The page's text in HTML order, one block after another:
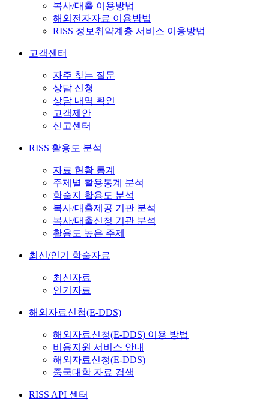
복사/대출 이용방법
해외전자자료 이용방법
RISS 정보취약계층 서비스 이용방법
고객센터
자주 찾는 질문
상담 신청
상담 내역 확인
고객제안
신고센터
RISS 활용도 분석
자료 현황 통계
주제별 활용통계 분석
학술지 활용도 분석
복사/대출제공 기관 분석
복사/대출신청 기관 분석
활용도 높은 주제
최신/인기 학술자료
최신자료
인기자료
해외자료신청(E-DDS)
해외자료신청(E-DDS) 이용 방법
비용지원 서비스 안내
해외자료신청(E-DDS)
중국대학 자료 검색
RISS API 센터